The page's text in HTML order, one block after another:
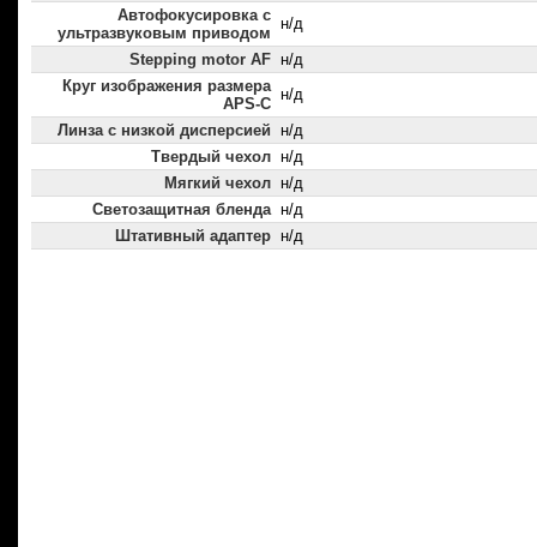
Автофокусировка с
ультразвуковым приводом
н/д
Stepping motor AF н/д
Круг изображения размера
APS-C
н/д
Линза с низкой дисперсией
н/д
Твердый чехол н/д
Мягкий чехол н/д
Светозащитная бленда н/д
Штативный адаптер н/д